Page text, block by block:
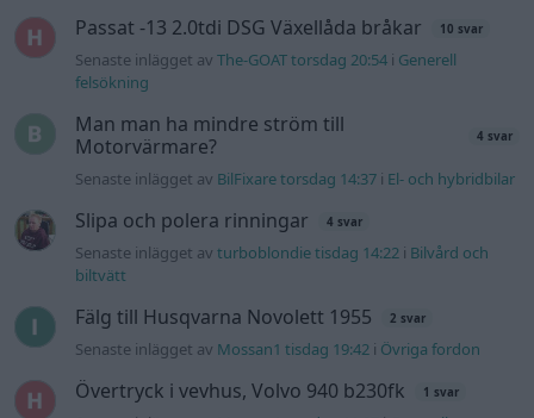
Passat -13 2.0tdi DSG Växellåda bråkar 10 svar
Senaste inlägget avThe-GOAT torsdag 20:54 i Generell
felsökning
Man man ha mindre ström till
Motorvärmare?
4 svar
Senaste inlägget av BilFixare torsdag 14:37 i El- och hybridbilar
Slipa och polera rinningar 4 svar
Senaste inlägget avturboblondie tisdag 14:22 i Bilvård och
biltvätt
Fälg till Husqvarna Novolett 1955 2 svar
Senaste inlägget av Mossan1 tisdag 19:42 i Övriga fordon
Övertryck i vevhus, Volvo 940 b230fk 1 svar